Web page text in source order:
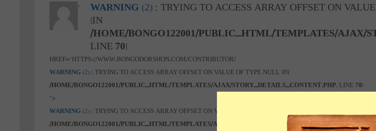
WARNING (2) : TRYING TO ACCESS ARRAY OFFSET ON
[IN
/HOME/BONGO122001/PUBLIC_HTML/TEMPLATES/AJAX/
LINE 70]
"
HREF="HTTPS://WWW.BONGODORSHON.COM/CONTRIBUTOR/
WARNING(2) : TRYING TO ACCESS ARRAY OFFSET ON VALUE OF TYPE NULL [IN
/HOME/BONGO122001/PUBLIC_HTML/TEMPLATES/AJAX/STORY_DETAILS_CONTENT.PHP, LINE 70]
">
WARNING(2) : TRYING TO ACCESS ARRAY OFFSET ON VALUE OF TYPE NULL [IN
/HOME/BONGO122001/PUBLIC_HTML/TEMPLATES/AJAX/STORY_DETAILS_CONTENT.PHP, LINE70]